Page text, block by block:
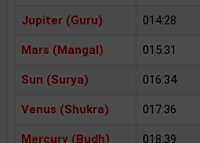
Jupiter (Guru) 014:28
Mars (Mangal) 015:31
Sun (Surya) 016:34
Venus (Shukra) 017:36
Mercury (Budh) 018:39